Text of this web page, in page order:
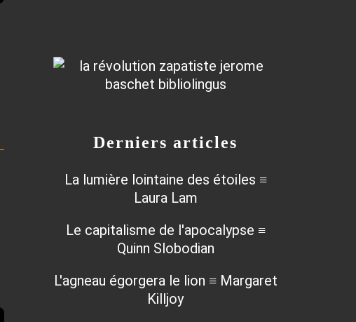
Derniers articles
La lumière lointaine des étoiles ≡
Laura Lam
Le capitalisme de l'apocalypse ≡
Quinn Slobodian
L'agneau égorgera le lion ≡ Margaret
Killjoy